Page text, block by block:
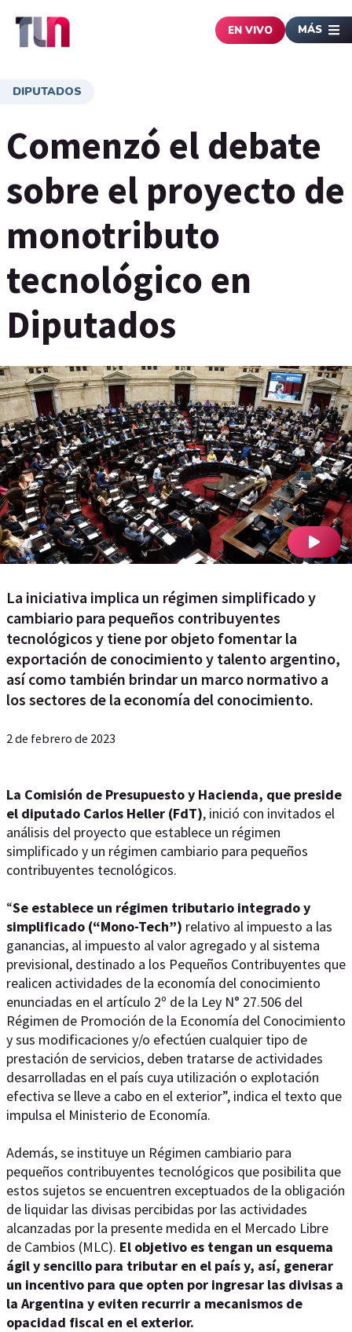
EN VIVO MÁS
DIPUTADOS
Comenzó el debate
sobre el proyecto de
monotributo
tecnológico en
Diputados
La iniciativa implica un régimen simplificado y
cambiario para pequeños contribuyentes
tecnológicos y tiene por objeto fomentar la
exportación de conocimiento y talento argentino,
así como también brindar un marco normativo a
los sectores de la economía del conocimiento.
2 de febrero de 2023
La Comisión de Presupuesto y Hacienda, que preside
el diputado Carlos Heller (FdT), inició con invitados el
análisis del proyecto que establece un régimen
simplificado y un régimen cambiario para pequeños
contribuyentes tecnológicos.
“Se establece un régimen tributario integrado y
simplificado (“Mono-Tech”) relativo al impuesto a las
ganancias, al impuesto al valor agregado y al sistema
previsional, destinado a los Pequeños Contribuyentes que
realicen actividades de la economía del conocimiento
enunciadas en el artículo 2º de la Ley N° 27.506 del
Régimen de Promoción de la Economía del Conocimiento
y sus modificaciones y/o efectúen cualquier tipo de
prestación de servicios, deben tratarse de actividades
desarrolladas en el país cuya utilización o explotación
efectiva se lleve a cabo en el exterior”, indica el texto que
impulsa el Ministerio de Economía.
Además, se instituye un Régimen cambiario para
pequeños contribuyentes tecnológicos que posibilita que
estos sujetos se encuentren exceptuados de la obligación
de liquidar las divisas percibidas por las actividades
alcanzadas por la presente medida en el Mercado Libre
de Cambios (MLC). El objetivo es tengan un esquema
ágil y sencillo para tributar en el país y, así, generar
un incentivo para que opten por ingresar las divisas a
la Argentina y eviten recurrir a mecanismos de
opacidad fiscal en el exterior.